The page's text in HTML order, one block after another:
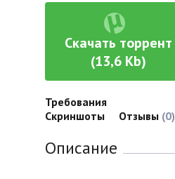
Скачать торрент
(13,6 Kb)
Требования
Скриншоты
Отзывы (0)
Описание